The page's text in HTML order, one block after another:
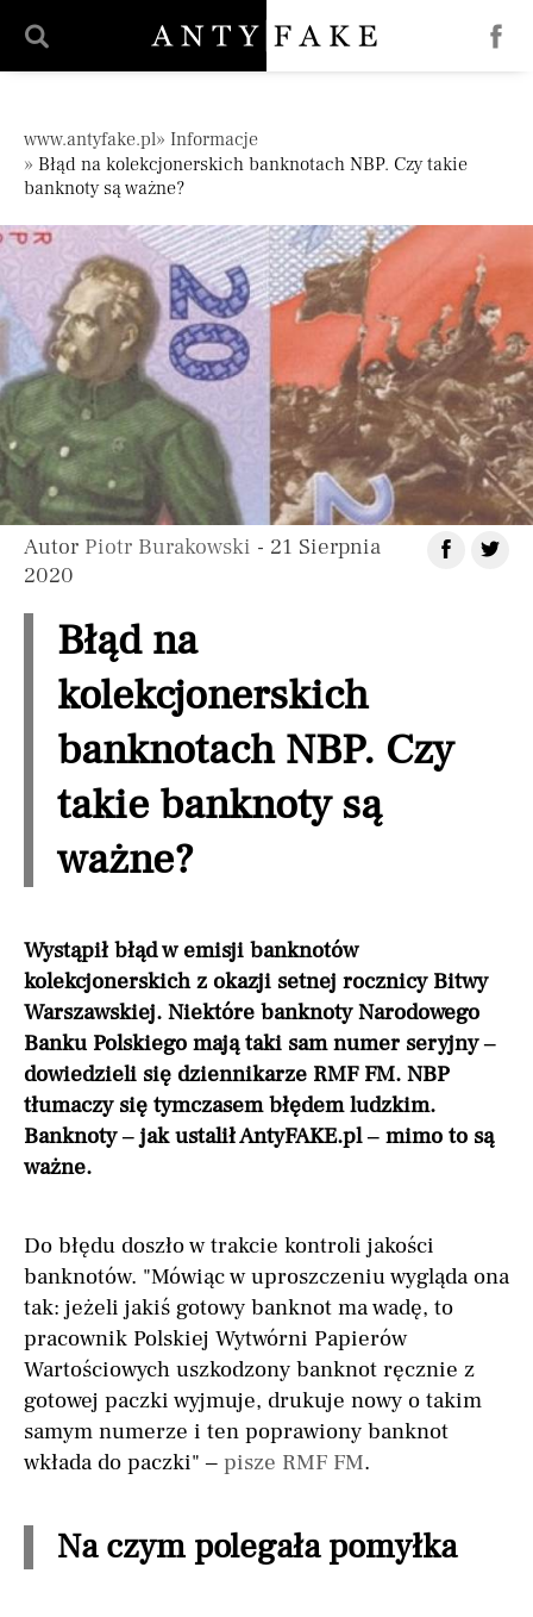
Pomiń nawigację
www.antyfake.pl
Informacje
Błąd na kolekcjonerskich banknotach NBP. Czy takie
banknoty są ważne?
Autor Piotr Burakowski - 21 Sierpnia
2020
Błąd na
kolekcjonerskich
banknotach NBP. Czy
takie banknoty są
ważne?
Wystąpił błąd w emisji banknotów
kolekcjonerskich z okazji setnej rocznicy Bitwy
Warszawskiej. Niektóre banknoty Narodowego
Banku Polskiego mają taki sam numer seryjny –
dowiedzieli się dziennikarze RMF FM. NBP
tłumaczy się tymczasem błędem ludzkim.
Banknoty – jak ustalił AntyFAKE.pl – mimo to są
ważne.
Do błędu doszło w trakcie kontroli jakości
banknotów. "Mówiąc w uproszczeniu wygląda ona
tak: jeżeli jakiś gotowy banknot ma wadę, to
pracownik Polskiej Wytwórni Papierów
Wartościowych uszkodzony banknot ręcznie z
gotowej paczki wyjmuje, drukuje nowy o takim
samym numerze i ten poprawiony banknot
wkłada do paczki" – pisze RMF FM.
Na czym polegała pomyłka